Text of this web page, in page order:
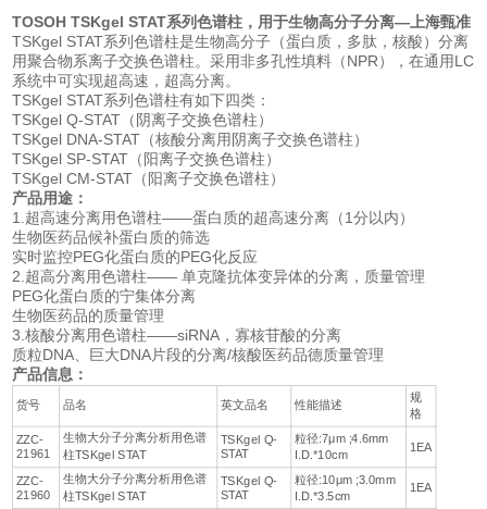
TOSOH TSKgel STAT系列色谱柱，用于生物高分子分离— 上海甄准
TSKgel STAT系列色谱柱是生物高分子（蛋白质，多肽，核酸）分离
用聚合物系离子交换色谱柱。采用非多孔性填料（NPR），在通用LC
系统中可实现超高速，超高分离。
TSKgel STAT系列色谱柱有如下四类：
TSKgel Q-STAT（阴离子交换色谱柱）
TSKgel DNA-STAT（核酸分离用阴离子交换色谱柱）
TSKgel SP-STAT（阳离子交换色谱柱）
TSKgel CM-STAT（阳离子交换色谱柱）
产品用途：
1.超高速分离用色谱柱——蛋白质的超高速分离（1分以内）
生物医药品候补蛋白质的筛选
实时监控PEG化蛋白质的PEG化反应
2.超高分离用色谱柱—— 单克隆抗体变异体的分离，质量管理
PEG化蛋白质的宁集体分离
生物医药品的质量管理
3.核酸分离用色谱柱——siRNA，寡核苷酸的分离
质粒DNA、巨大DNA片段的分离/核酸医药品德质量管理
产品信息：
货号 品名 英文品名 性能描述
规
格
ZZC-
21961
生物大分子分离分析用色谱
柱TSKgel STAT
TSKgel Q-
STAT
粒径:7μm ;4.6mm
I.D.*10cm
1EA
ZZC-
21960
生物大分子分离分析用色谱
柱TSKgel STAT
TSKgel Q-
STAT
粒径:10μm ;3.0mm
I.D.*3.5cm
1EA